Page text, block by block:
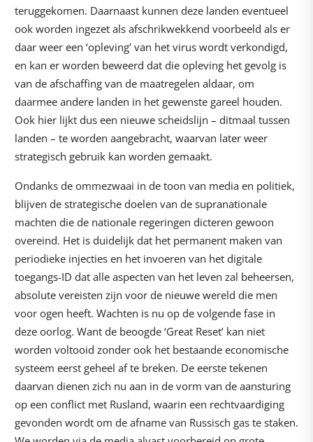
teruggekomen. Daarnaast kunnen deze landen eventueel
ook worden ingezet als afschrikwekkend voorbeeld als er
daar weer een ‘opleving’ van het virus wordt verkondigd,
en kan er worden beweerd dat die opleving het gevolg is
van de afschaffing van de maatregelen aldaar, om
daarmee andere landen in het gewenste gareel houden.
Ook hier lijkt dus een nieuwe scheidslijn – ditmaal tussen
landen – te worden aangebracht, waarvan later weer
strategisch gebruik kan worden gemaakt.
Ondanks de ommezwaai in de toon van media en politiek,
blijven de strategische doelen van de supranationale
machten die de nationale regeringen dicteren gewoon
overeind. Het is duidelijk dat het permanent maken van
periodieke injecties en het invoeren van het digitale
toegangs-ID dat alle aspecten van het leven zal beheersen,
absolute vereisten zijn voor de nieuwe wereld die men
voor ogen heeft. Wachten is nu op de volgende fase in
deze oorlog. Want de beoogde ‘Great Reset’ kan niet
worden voltooid zonder ook het bestaande economische
systeem eerst geheel af te breken. De eerste tekenen
daarvan dienen zich nu aan in de vorm van de aansturing
op een conflict met Rusland, waarin een rechtvaardiging
gevonden wordt om de afname van Russisch gas te staken.